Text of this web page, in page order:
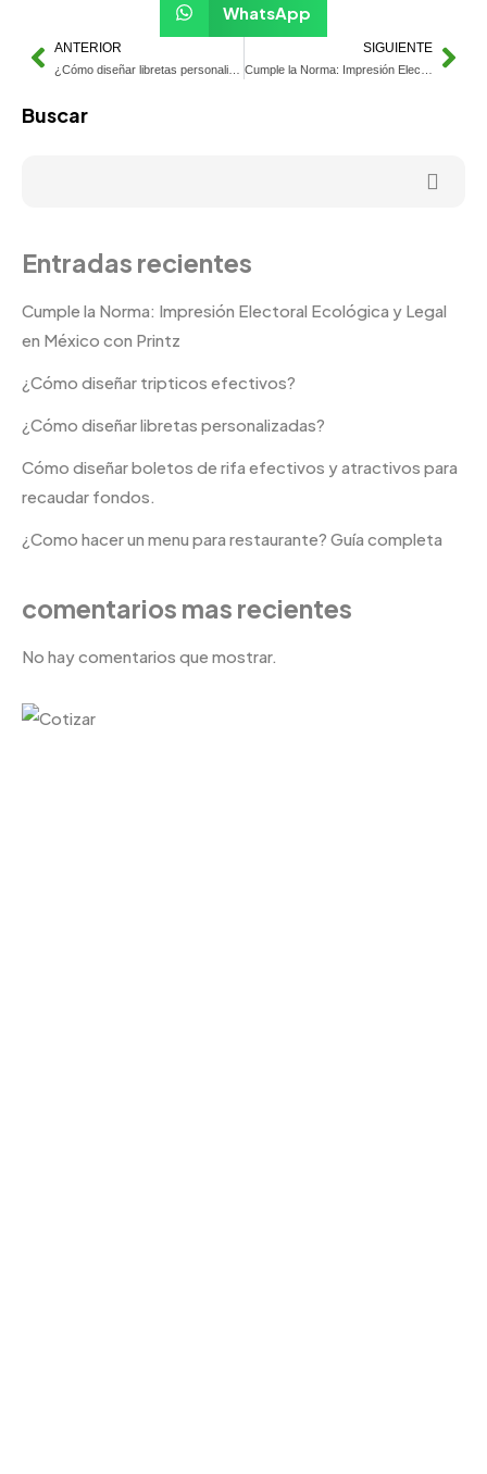
WhatsApp
ANTERIOR SIGUIENTE
Buscar
Entradas recientes
Cumple la Norma: Impresión Electoral Ecológica y Legal
en México con Printz
¿Cómo diseñar tripticos efectivos?
¿Cómo diseñar libretas personalizadas?
Cómo diseñar boletos de rifa efectivos y atractivos para
recaudar fondos.
¿Como hacer un menu para restaurante? Guía completa
comentarios mas recientes
No hay comentarios que mostrar.